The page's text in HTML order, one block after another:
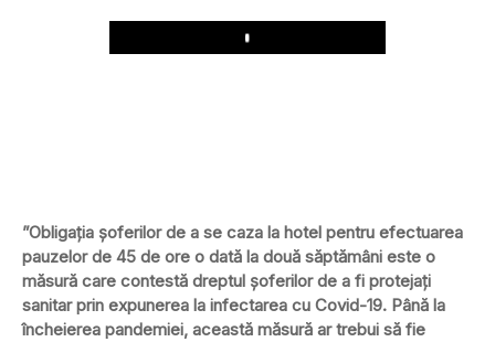
Play
”Obligația șoferilor de a se caza la hotel pentru efectuarea
pauzelor de 45 de ore o dată la două săptămâni este o
măsură care contestă dreptul șoferilor de a fi protejați
sanitar prin expunerea la infectarea cu Covid-19. Până la
încheierea pandemiei, această măsură ar trebui să fie